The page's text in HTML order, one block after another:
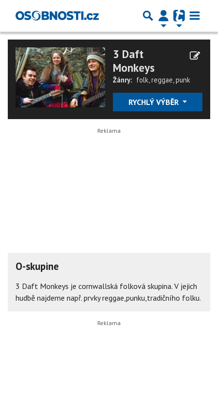
3 Daft
Monkeys
Žánry: folk,reggae,punk
RYCHLÝ VÝBĚR
O-skupine
3 Daft Monkeys je cornwallská folková skupina. V jejich
hudbě najdeme např. prvky reggae,punku,tradičního folku.